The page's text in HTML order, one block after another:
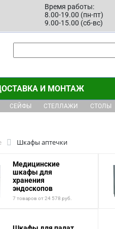
Время работы:
8.00-19.00 (пн-пт)
9.00-15.00 (сб-вс)
И МОНТАЖ
СЕЙФЫ СТЕЛЛАЖИ СТОЛЫ
Шкафы аптечки
Медицинские
шкафы для
хранения
эндоскопов
7 товаров от 24 578 руб.